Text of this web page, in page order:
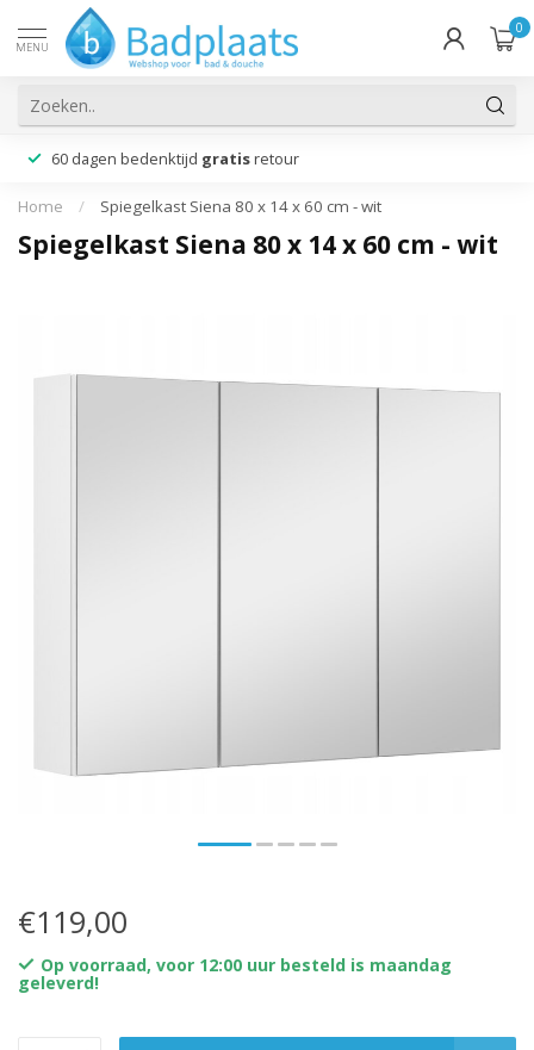
MENU
0
60 dagen bedenktijd gratis retour
Home / Spiegelkast Siena 80 x 14 x 60 cm - wit
Spiegelkast Siena 80 x 14 x 60 cm - wit
€119,00
Op voorraad, voor 12:00 uur besteld is maandag
geleverd!